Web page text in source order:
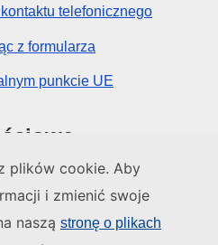
plików cookie. Aby
i zmienić swoje
naszą stronę o plikach
telefonicznego
z formularza
punkcie UE
UE